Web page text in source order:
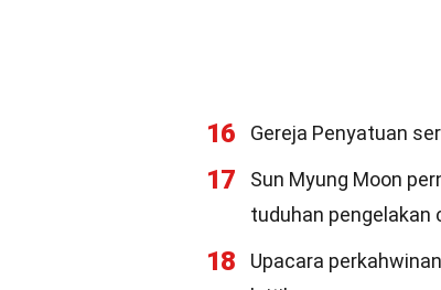
16 Gereja Penyatuan
17
Sun Myung Moon
tuduhan pengelakan
18
Upacara